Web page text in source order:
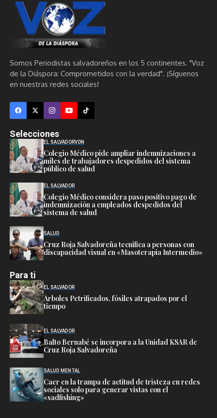
Somos Periodistas salvadoreños en los 5 continentes. "Voz
de la Diáspora: Comprometidos con la verdad". ¡Síguenos
en nuestras redes sociales!
Selecciones
EL SALVADORVDN
Colegio Médico pide ampliar indemnizaciones a
miles de trabajadores despedidos del sistema
público de salud
EL SALVADOR
Colegio Médico considera paso positivo pago de
indemnización a empleados despedidos del
sistema de salud
SALUD
Cruz Roja Salvadoreña tecnifica a personas con
discapacidad visual en «Masoterapia Intermedio»
Para ti
EL SALVADOR
Árboles Petrificados, fósiles atrapados por el
tiempo
EL SALVADOR
Balto Bernabé se incorpora a la Unidad KSAR de
Cruz Roja Salvadoreña
SALUD MENTAL
Caer en la trampa de actitud de tristeza en redes
sociales solo para generar vistas con el
«sadfishing»